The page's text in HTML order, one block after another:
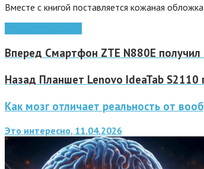
Вместе с книгой поставляется кожаная
Вперед Смартфон ZTE N880E получил
Назад Планшет Lenovo IdeaTab S2110
Как мозг отличает реальность от
Это интересно, 11.04.2026